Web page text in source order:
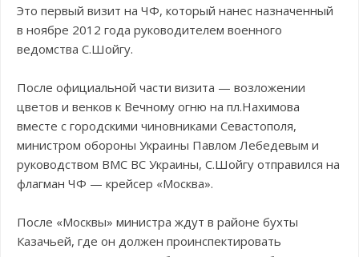
Это первый визит на ЧФ, который нанес назначенный
в ноябре 2012 года руководителем военного
ведомства С.Шойгу.
После официальной части визита — возложении
цветов и венков к Вечному огню на пл.Нахимова
вместе с городскими чиновниками Севастополя,
министром обороны Украины Павлом Лебедевым и
руководством ВМС ВС Украины, С.Шойгу отправился на
флагман ЧФ — крейсер «Москва».
После «Москвы» министра ждут в районе бухты
Казачьей, где он должен проинспектировать